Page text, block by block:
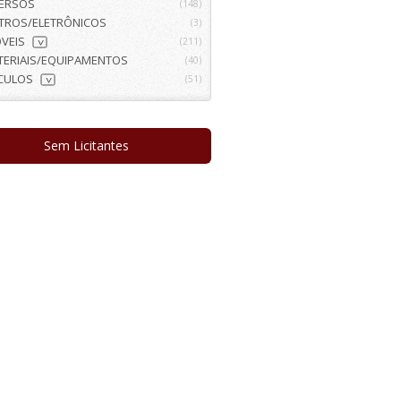
(148)
ELETRÔNICOS (3)
> (211)
EQUIPAMENTOS (40)
> (51)
Sem Licitantes